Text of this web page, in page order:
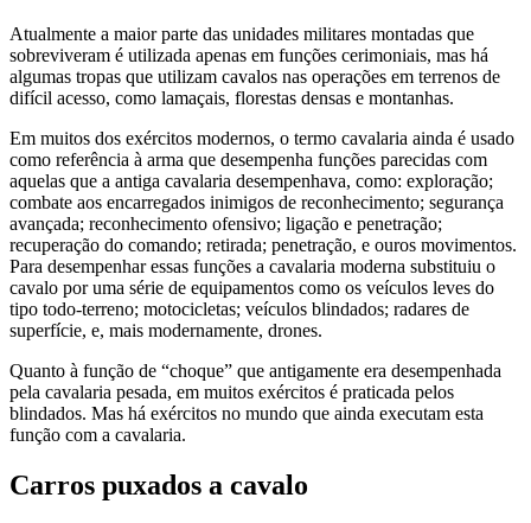
Atualmente a maior parte das unidades militares montadas que
sobreviveram é utilizada apenas em funções cerimoniais, mas há
algumas tropas que utilizam cavalos nas operações em terrenos de
difícil acesso, como lamaçais, florestas densas e montanhas.
Em muitos dos exércitos modernos, o termo cavalaria ainda é usado
como referência à arma que desempenha funções parecidas com
aquelas que a antiga cavalaria desempenhava, como: exploração;
combate aos encarregados inimigos de reconhecimento; segurança
avançada; reconhecimento ofensivo; ligação e penetração;
recuperação do comando; retirada; penetração, e ouros movimentos.
Para desempenhar essas funções a cavalaria moderna substituiu o
cavalo por uma série de equipamentos como os veículos leves do
tipo todo-terreno; motocicletas; veículos blindados; radares de
superfície, e, mais modernamente, drones.
Quanto à função de “choque” que antigamente era desempenhada
pela cavalaria pesada, em muitos exércitos é praticada pelos
blindados. Mas há exércitos no mundo que ainda executam esta
função com a cavalaria.
Carros puxados a cavalo